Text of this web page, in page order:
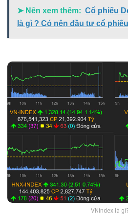
➤ Nên xem thêm: Cổ phiếu
là gì ? Có nên đầu tư cổ
VNindex là gì?